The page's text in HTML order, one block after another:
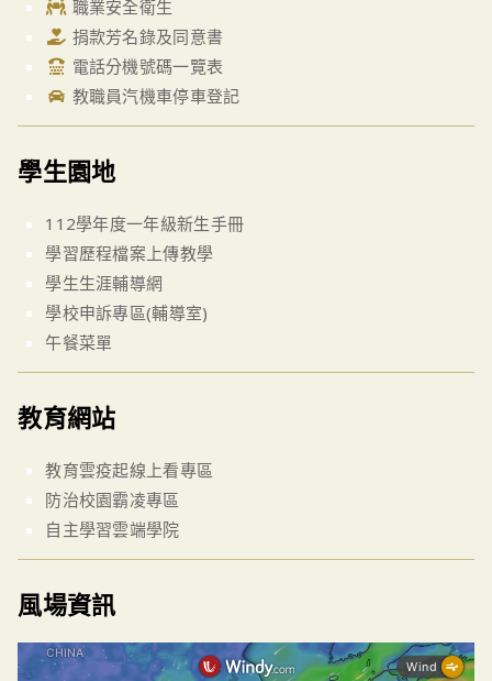
職業安全衛生
捐款芳名錄及同意書
電話分機號碼一覽表
教職員汽機車停車登記
學生園地
112學年度一年級新生手冊
學習歷程檔案上傳教學
學生生涯輔導網
學校申訴專區(輔導室)
午餐菜單
教育網站
教育雲疫起線上看專區
防治校園霸凌專區
自主學習雲端學院
風場資訊